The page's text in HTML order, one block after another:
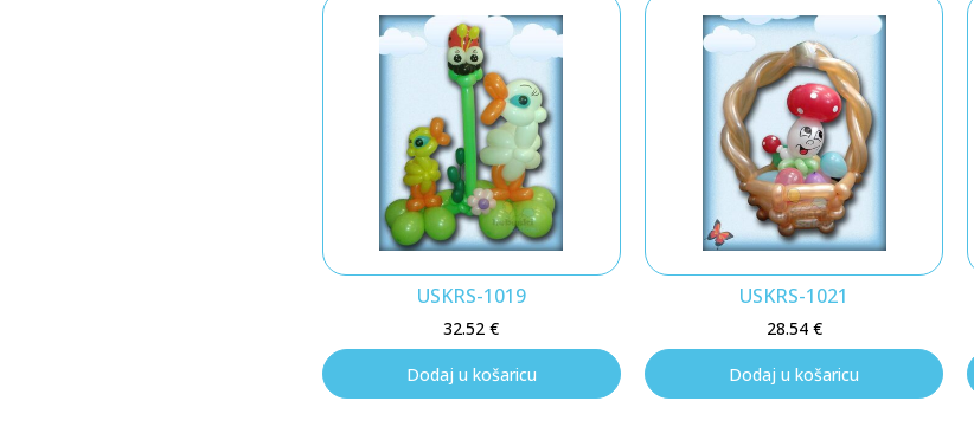
USKRS-1019
32.52€
Dodaj u košaricu
USKRS-1021
28.54 €
Dodaj u košaricu